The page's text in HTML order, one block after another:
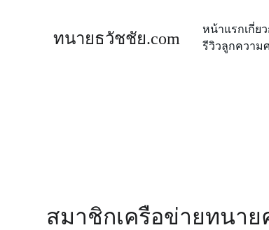
ทนายธวัชชัย.com หน้าแรกเกี่ย
รีวิวลูกความ
สมาชิกเครือข่ายทนาย